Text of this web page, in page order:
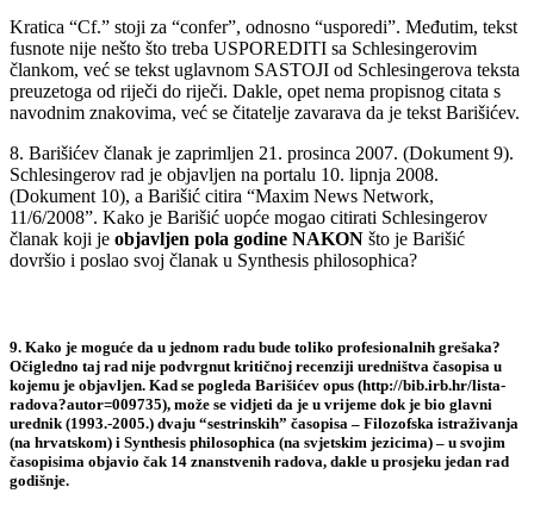
Kratica “Cf.” stoji za “confer”, odnosno “usporedi”. Međutim, tekst
fusnote nije nešto što treba USPOREDITI sa Schlesingerovim
člankom, već se tekst uglavnom SASTOJI od Schlesingerova teksta
preuzetoga od riječi do riječi. Dakle, opet nema propisnog citata s
navodnim znakovima, već se čitatelje zavarava da je tekst Barišićev.
8. Barišićev članak je zaprimljen 21. prosinca 2007. (Dokument 9).
Schlesingerov rad je objavljen na portalu 10. lipnja 2008.
(Dokument 10), a Barišić citira “Maxim News Network,
11/6/2008”. Kako je Barišić uopće mogao citirati Schlesingerov
članak koji je objavljen pola godine NAKON što je Barišić
dovršio i poslao svoj članak u Synthesis philosophica?
9. Kako je moguće da u jednom radu bude toliko profesionalnih grešaka?
Očigledno taj rad nije podvrgnut kritičnoj recenziji uredništva časopisa u
kojemu je objavljen. Kad se pogleda Barišićev opus (http://bib.irb.hr/lista-
radova?autor=009735), može se vidjeti da je u vrijeme dok je bio glavni
urednik (1993.-2005.) dvaju “sestrinskih” časopisa – Filozofska istraživanja
(na hrvatskom) i Synthesis philosophica (na svjetskim jezicima) – u svojim
časopisima objavio čak 14 znanstvenih radova, dakle u prosjeku jedan rad
godišnje.